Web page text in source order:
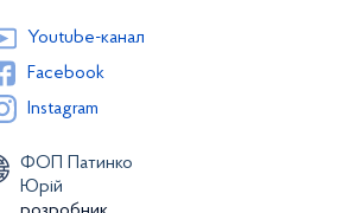
Youtube-канал
Facebook
Instagram
ФОП Патинко
Юрій